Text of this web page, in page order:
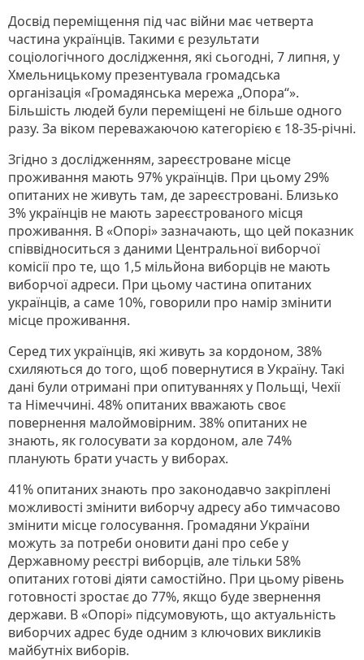
Досвід переміщення під час війни має четверта
частина українців. Такими є результати
соціологічного дослідження, які сьогодні, 7 липня, у
Хмельницькому презентувала громадська
організація «Громадянська мережа „Опора“».
Більшість людей були переміщені не більше одного
разу. За віком переважаючою категорією є 18-35-річні.
Згідно з дослідженням, зареєстроване місце
проживання мають 97% українців. При цьому 29%
опитаних не живуть там, де зареєстровані. Близько
3% українців не мають зареєстрованого місця
проживання. В «Опорі» зазначають, що цей показник
співвідноситься з даними Центральної виборчої
комісії про те, що 1,5 мільйона виборців не мають
виборчої адреси. При цьому частина опитаних
українців, а саме 10%, говорили про намір змінити
місце проживання.
Серед тих українців, які живуть за кордоном, 38%
схиляються до того, щоб повернутися в Україну. Такі
дані були отримані при опитуваннях у Польщі, Чехії
та Німеччині. 48% опитаних вважають своє
повернення малоймовірним. 38% опитаних не
знають, як голосувати за кордоном, але 74%
планують брати участь у виборах.
41% опитаних знають про законодавчо закріплені
можливості змінити виборчу адресу або тимчасово
змінити місце голосування. Громадяни України
можуть за потреби оновити дані про себе у
Державному реєстрі виборців, але тільки 58%
опитаних готові діяти самостійно. При цьому рівень
готовності зростає до 77%, якщо буде звернення
держави. В «Опорі» підсумовують, що актуальність
виборчих адрес буде одним з ключових викликів
майбутніх виборів.